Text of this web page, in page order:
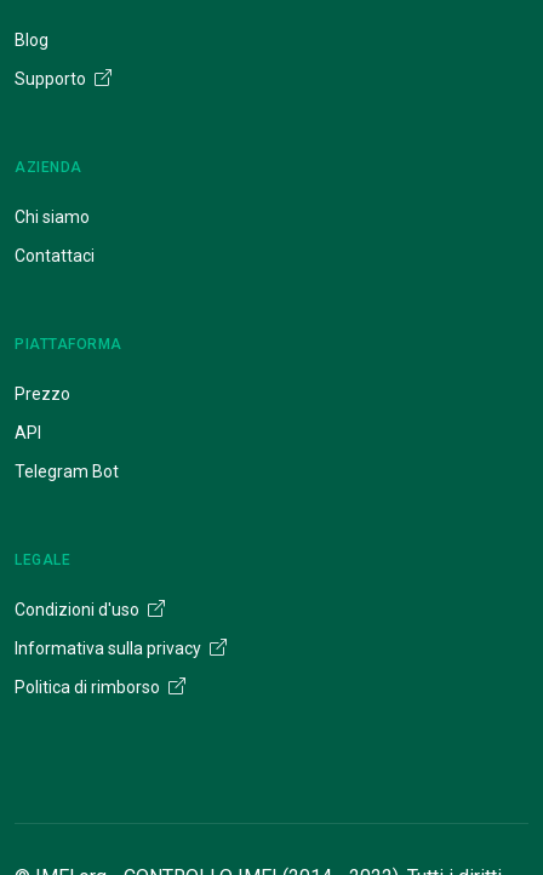
Blog
Supporto
AZIENDA
Chi siamo
Contattaci
PIATTAFORMA
Prezzo
API
Telegram Bot
LEGALE
Condizioni d'uso
Informativa sulla privacy
Politica di rimborso